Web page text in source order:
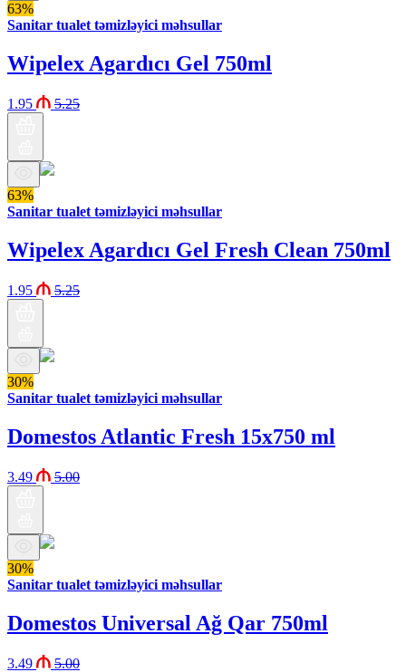
63%
Sanitar tualet təmizləyici məhsullar
Wipelex Agardıcı Gel 750ml
1.95 5.25
63%
Sanitar tualet təmizləyici məhsullar
Wipelex Agardıcı Gel Fresh Clean 750ml
1.95 5.25
30%
Sanitar tualet təmizləyici məhsullar
Domestos Atlantic Fresh 15x750 ml
3.49 5.00
30%
Sanitar tualet təmizləyici məhsullar
Domestos Universal Ağ Qar 750ml
3.49 5.00